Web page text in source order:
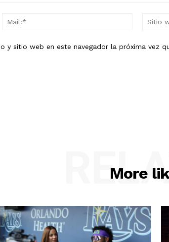
Mail:*
y sitio web en este navegador la próxima vez
More